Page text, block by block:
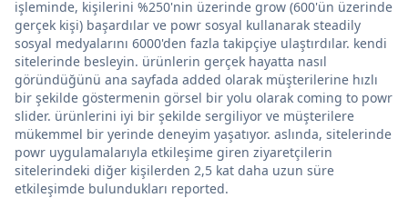
işleminde, kişilerini %250'nin üzerinde grow (600'ün üzerinde
gerçek kişi) başardılar ve powr sosyal kullanarak steadily
sosyal medyalarını 6000'den fazla takipçiye ulaştırdılar. kendi
sitelerinde besleyin. ürünlerin gerçek hayatta nasıl
göründüğünü ana sayfada added olarak müşterilerine hızlı
bir şekilde göstermenin görsel bir yolu olarak coming to powr
slider. ürünlerini iyi bir şekilde sergiliyor ve müşterilere
mükemmel bir yerinde deneyim yaşatıyor. aslında, sitelerinde
powr uygulamalarıyla etkileşime giren ziyaretçilerin
sitelerindeki diğer kişilerden 2,5 kat daha uzun süre
etkileşimde bulundukları reported.